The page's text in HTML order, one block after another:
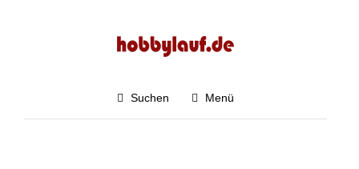
Suchen Menü
WETTKAMPF 4.4K